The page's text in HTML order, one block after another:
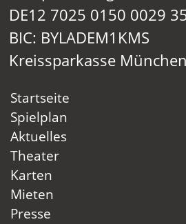
DE12 7025 0150 0029
BIC: BYLADEM1KMS
Kreissparkasse München
Startseite
Spielplan
Aktuelles
Theater
Karten
Mieten
Presse